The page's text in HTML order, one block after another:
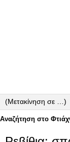
Αναζήτηση στο